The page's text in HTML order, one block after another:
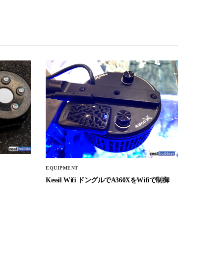
EQUIPMENT
Kessil Wifi ドングルでA360XをWifiで制御